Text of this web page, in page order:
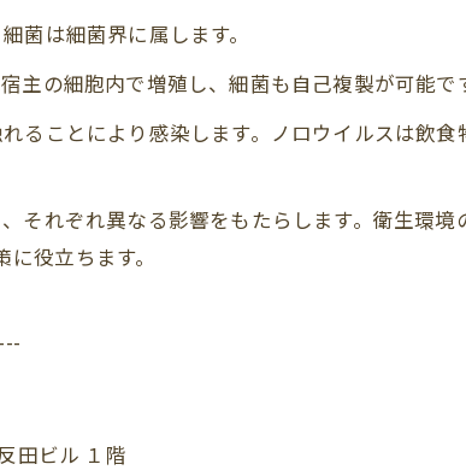
菌は細菌界に属します。
主の細胞内で増殖し、細菌も自己複製が可能で
ることにより感染します。ノロウイルスは飲食
それぞれ異なる影響をもたらします。衛生環
役立ちます。
田ビル １階